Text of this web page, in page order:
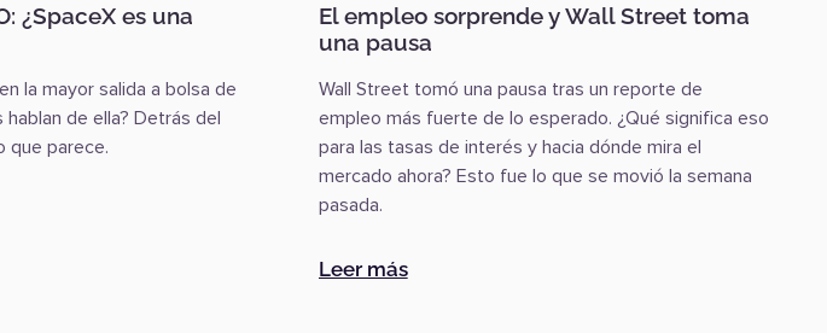
¿SpaceX es una
la mayor salida a bolsa de
de ella? Detrás del
que parece.
del IPO: ¿SpaceX es una buena compra?
El empleo sorprende y Wall Street toma
una pausa
Wall Street tomó una pausa tras un reporte de
empleo más fuerte de lo esperado. ¿Qué significa eso
para las tasas de interés y hacia dónde mira el
mercado ahora? Esto fue lo que se movió la semana
pasada.
Leer más: